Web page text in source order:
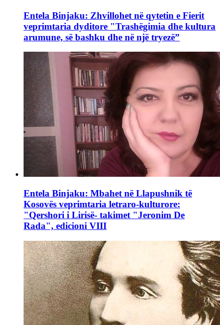
Entela Binjaku: Zhvillohet në qytetin e Fierit
veprimtaria dyditore "Trashëgimia dhe kultura
arumune, së bashku dhe në një tryezë”
Entela Binjaku: Mbahet në Llapushnik të
Kosovës veprimtaria letraro-kulturore:
"Qershori i Lirisë- takimet "Jeronim De
Rada", edicioni VIII